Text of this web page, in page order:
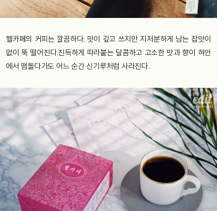
헬카페의 커피는 깔끔하다. 맛이 깊고 쓰지만 지저분하게 남는 잡맛이
없이 뚝 떨어진다.진득하게 따라붙는 달콤하고 고소한 맛과 향이 혀안
에서 맴돌다가도 어느 순간 신기루처럼 사라진다.